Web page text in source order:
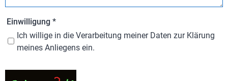
Einwilligung *
Ich willige in die Verarbeitung meiner Daten zur Klärung
meines Anliegens ein.